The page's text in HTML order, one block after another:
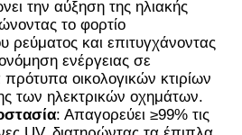
την αύξηση της ηλιακής
το φορτίο
ρεύματος και επιτυγχάνοντας
ενέργειας σε
οικολογικών κτιρίων
των ηλεκτρικών οχημάτων.
: Απαγορεύει ≥99% τις